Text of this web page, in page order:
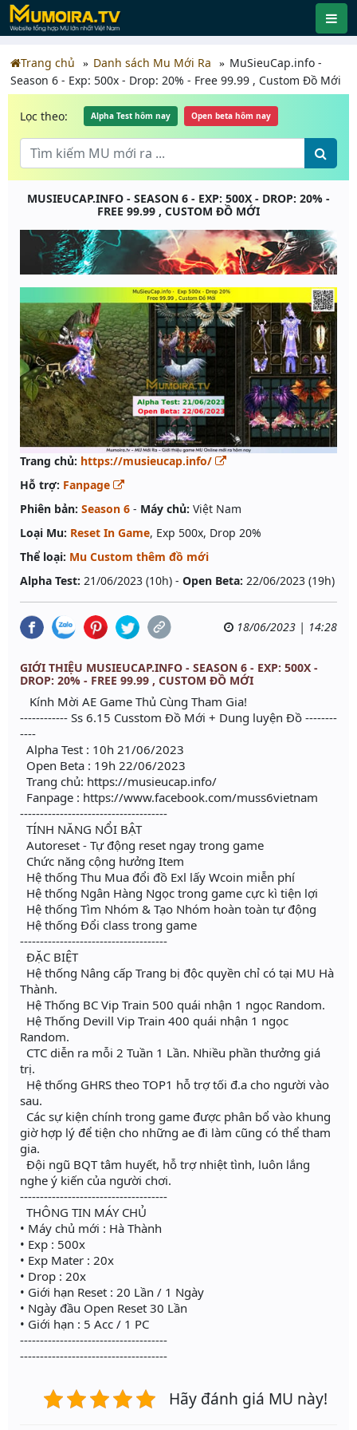
Trang chủ Danh sách Mu Mới Ra
MuSieuCap.info -
Season 6 - Exp: 500x - Drop: 20% - Free 99.99 , Custom Đồ Mới
Lọc theo: Alpha Test hôm nay Open beta hôm nay
MUSIEUCAP.INFO - SEASON 6 - EXP: 500X - DROP: 20% -
FREE 99.99 , CUSTOM ĐỒ MỚI
Trang chủ: https://musieucap.info/
Hỗ trợ: Fanpage
Phiên bản: Season 6 - Máy chủ: Việt Nam
Loại Mu: Reset In Game, Exp 500x, Drop 20%
Thể loại: Mu Custom thêm đồ mới
Alpha Test: 21/06/2023 (10h) - Open Beta: 22/06/2023 (19h)
18/06/2023 | 14:28
GIỚI THIỆU MUSIEUCAP.INFO - SEASON 6 - EXP: 500X -
DROP: 20% - FREE 99.99 , CUSTOM ĐỒ MỚI
Kính Mời AE Game Thủ Cùng Tham Gia!
------------ Ss 6.15 Cusstom Đồ Mới + Dung luyện Đồ --------
----
Alpha Test : 10h 21/06/2023
Open Beta : 19h 22/06/2023
Trang chủ: https://musieucap.info/
Fanpage : https://www.facebook.com/muss6vietnam
-------------------------------------
TÍNH NĂNG NỔI BẬT
Autoreset - Tự động reset ngay trong game
Chức năng cộng hưởng Item
Hệ thống Thu Mua đổi đồ Exl lấy Wcoin miễn phí
Hệ thống Ngân Hàng Ngọc trong game cực kì tiện lợi
Hệ thống Tìm Nhóm & Tạo Nhóm hoàn toàn tự động
Hệ thống Đổi class trong game
-------------------------------------
ĐẶC BIỆT
Hệ thống Nâng cấp Trang bị độc quyền chỉ có tại MU Hà
Thành.
Hệ Thống BC Vip Train 500 quái nhận 1 ngọc Random.
Hệ Thống Devill Vip Train 400 quái nhận 1 ngọc
Random.
CTC diễn ra mỗi 2 Tuần 1 Lần. Nhiều phần thưởng giá
trị.
Hệ thống GHRS theo TOP1 hỗ trợ tối đ.a cho người vào
sau.
Các sự kiện chính trong game được phân bổ vào khung
giờ hợp lý để tiện cho những ae đi làm cũng có thể tham
gia.
Đội ngũ BQT tâm huyết, hỗ trợ nhiệt tình, luôn lắng
nghe ý kiến của người chơi.
-------------------------------------
THÔNG TIN MÁY CHỦ
• Máy chủ mới : Hà Thành
• Exp : 500x
• Exp Mater : 20x
• Drop : 20x
• Giới hạn Reset : 20 Lần / 1 Ngày
• Ngày đầu Open Reset 30 Lần
• Giới hạn : 5 Acc / 1 PC
-------------------------------------
-------------------------------------
Hãy đánh giá MU này!